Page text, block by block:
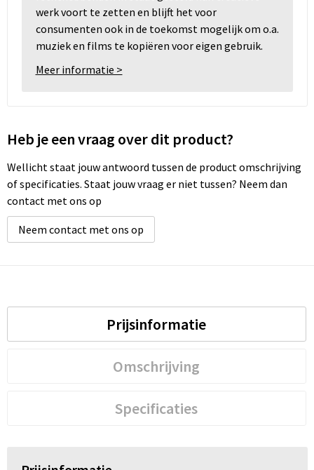
werk voort te zetten en blijft het voor
consumenten ook in de toekomst mogelijk om o.a.
muziek en films te kopiëren voor eigen gebruik.
Meer informatie >
Heb je een vraag over dit product?
Wellicht staat jouw antwoord tussen de product omschrijving
of specificaties. Staat jouw vraag er niet tussen? Neem dan
contact met ons op
Neem contact met ons op
Prijsinformatie
Omschrijving
Specificaties